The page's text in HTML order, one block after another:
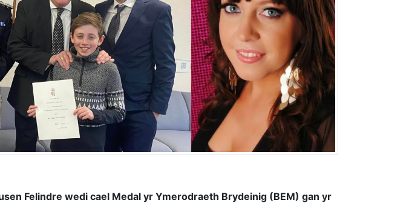
Felindre wedi cael Medal yr Ymerodraeth Brydeinig (BEM) gan yr